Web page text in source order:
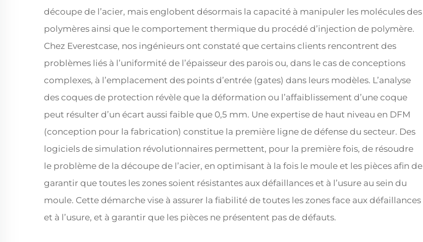
découpe de l’acier, mais englobent désormais la capacité à manipuler les molécules des
polymères ainsi que le comportement thermique du procédé d’injection de polymère.
Chez Everestcase, nos ingénieurs ont constaté que certains clients rencontrent des
problèmes liés à l’uniformité de l’épaisseur des parois ou, dans le cas de conceptions
complexes, à l’emplacement des points d’entrée (gates) dans leurs modèles. L’analyse
des coques de protection révèle que la déformation ou l’affaiblissement d’une coque
peut résulter d’un écart aussi faible que 0,5 mm. Une expertise de haut niveau en DFM
(conception pour la fabrication) constitue la première ligne de défense du secteur. Des
logiciels de simulation révolutionnaires permettent, pour la première fois, de résoudre
le problème de la découpe de l’acier, en optimisant à la fois le moule et les pièces afin de
garantir que toutes les zones soient résistantes aux défaillances et à l’usure au sein du
moule. Cette démarche vise à assurer la fiabilité de toutes les zones face aux défaillances
et à l’usure, et à garantir que les pièces ne présentent pas de défauts.